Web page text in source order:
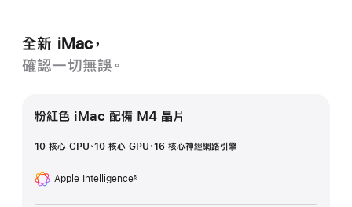
全新 iMac，
確認一切無誤。
粉紅色 iMac 配備 M4 晶片
10 核心 CPU、10 核心 GPU、16 核心神經網路引擎
Apple Intelligence§